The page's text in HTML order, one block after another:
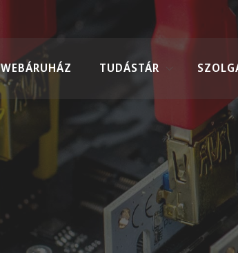
WEBÁRUHÁZ TUDÁSTÁR